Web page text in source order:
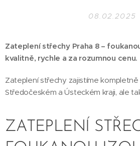
08.02.2025
Zateplení střechy Praha 8 –
kvalitně, rychle a za rozumnou cenu.
Zateplení střechy zajistíme
Středočeském a Ústeckém kraji, ale
ZATEPLENÍ